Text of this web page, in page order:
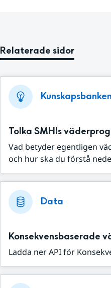
Relaterade sidor
Kunskapsbanken
Tolka SMHIs
Vad betyder egentligen
och hur ska du förstå
Data
Konsekvensbaserade
Ladda ner API för